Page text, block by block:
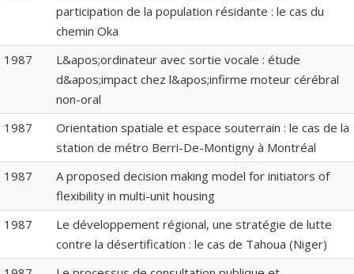
participation de la population résidante : le cas du
chemin Oka
1987
L&apos;ordinateur avec sortie vocale : étude
d&apos;impact chez l&apos;infirme moteur cérébral
non-oral
1987
Orientation spatiale et espace souterrain : le cas de la
station de métro Berri-De-Montigny à Montréal
1987
A proposed decision making model for initiators of
flexibility in multi-unit housing
1987
Le développement régional, une stratégie de lutte
contre la désertification : le cas de Tahoua (Niger)